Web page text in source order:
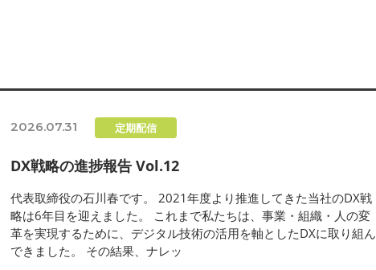
2026.07.31 定期配信
DX戦略の進捗報告 Vol.12
代表取締役の石川春です。 2021年度より推進してきた当社のDX戦
略は6年目を迎えました。 これまで私たちは、事業・組織・人の変
革を実現するために、デジタル技術の活用を軸としたDXに取り組ん
できました。 その結果、ナレッ